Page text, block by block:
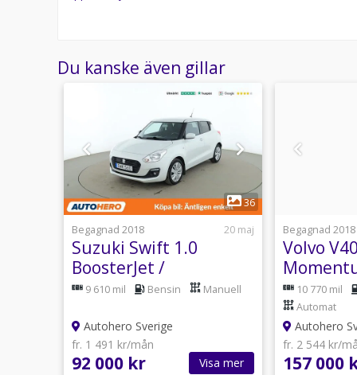
mobilnät såsom GSM, 2g och 3G-nät att
behöva en mjukvaruuppdatering. I vissa fall
fordonets tillverkare.
Du kanske även gillar
1
36
Begagnad 2018
20 maj
Suzuki Swift 1.0
BoosterJet /
Backkamera
9 610 mil Bensin Manuell
Autohero Sverige
fr. 1 491 kr/mån
92 000 kr Visa mer
Begagnad 2018
Volvo
Värmare,
10 770 mil
Automat
Autohero
fr. 2 544 kr/
157 000